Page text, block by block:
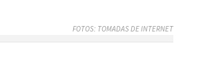
FOTOS: TOMADAS DE INTERNET